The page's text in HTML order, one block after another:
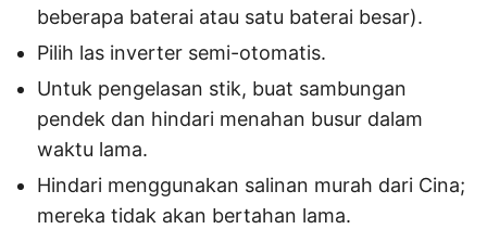
beberapa baterai atau satu baterai besar).
Pilih las inverter semi-otomatis.
Untuk pengelasan stik, buat sambungan
pendek dan hindari menahan busur dalam
waktu lama.
Hindari menggunakan salinan murah dari Cina;
mereka tidak akan bertahan lama.